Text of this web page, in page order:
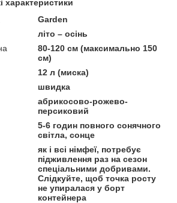
характеристики
Garden
літо – осінь
80-120 cм (максимально 150
см)
12 л (миска)
швидка
абрикосово-рожево-
персиковий
5-6 годин повного сонячного
світла, сонце
як і всі німфеї, потребує
підживлення раз на сезон
спеціальними добривами.
Слідкуйте, щоб точка росту
не упиралася у борт
контейнера